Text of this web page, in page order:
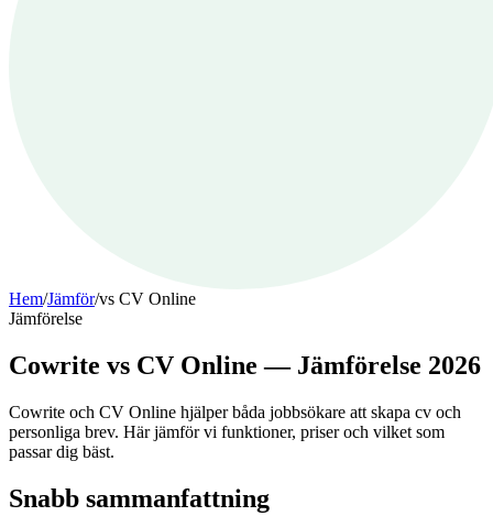
Hem/Jämför/vs CV Online
Jämförelse
Cowrite vs CV Online — Jämförelse 2026
Cowrite och CV Online hjälper båda jobbsökare att skapa cv och
personliga brev. Här jämför vi funktioner, priser och vilket som
passar dig bäst.
Snabb sammanfattning